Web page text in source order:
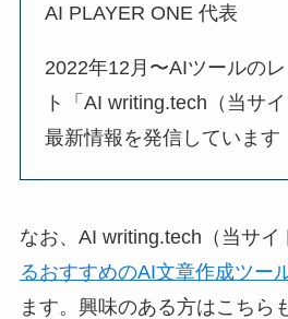
AI PLAYER ONE 代表
2022年12月〜AIツールの
ト「AI writing.tech（当サ
最新情報を発信しています
なお、AI writing.tech（当サイ
るおすすめのAI文章作成ツー
ます。興味のある方はこちら